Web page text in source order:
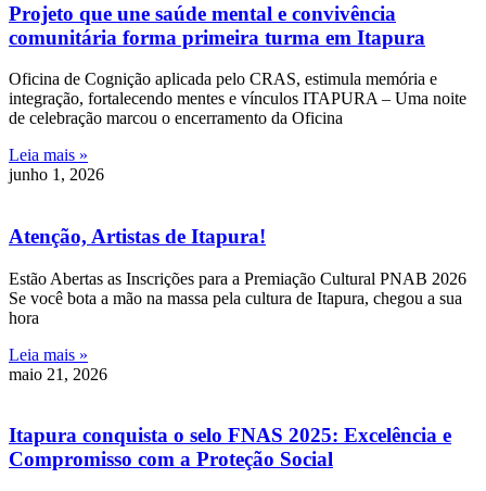
Projeto que une saúde mental e convivência
comunitária forma primeira turma em Itapura
Oficina de Cognição aplicada pelo CRAS, estimula memória e
integração, fortalecendo mentes e vínculos ITAPURA – Uma noite
de celebração marcou o encerramento da Oficina
Leia mais »
junho 1, 2026
Atenção, Artistas de Itapura!
Estão Abertas as Inscrições para a Premiação Cultural PNAB 2026
Se você bota a mão na massa pela cultura de Itapura, chegou a sua
hora
Leia mais »
maio 21, 2026
Itapura conquista o selo FNAS 2025: Excelência e
Compromisso com a Proteção Social